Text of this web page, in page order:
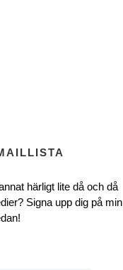
härligt lite då och då
Signa upp dig på min